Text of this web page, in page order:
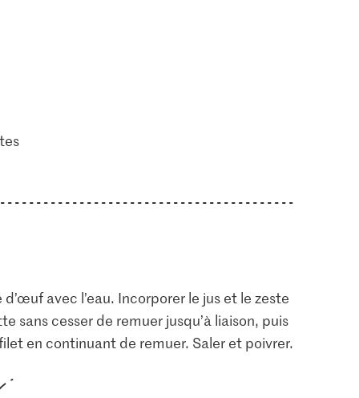
avec l’eau. Incorporer le jus et le zeste
sans cesser de remuer jusqu’à liaison, puis
en continuant de remuer. Saler et poivrer.